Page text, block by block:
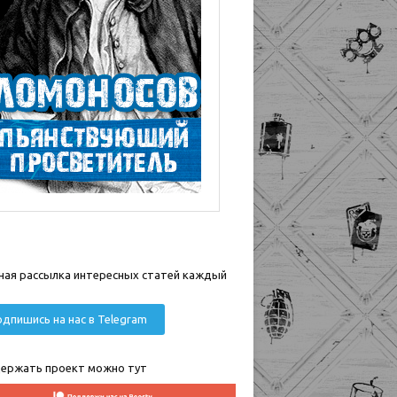
рассылка интересных статей каждый
на нас в Telegram
проект можно тут